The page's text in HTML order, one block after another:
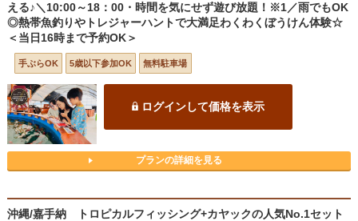
える♪＼10:00～18：00・時間を気にせず遊び放題！※1／雨でもOK
◎熱帯魚釣りやトレジャーハントで大満足わくわくぼうけん体験☆
＜当日16時まで予約OK＞
手ぶらOK 5歳以下参加OK 無料駐車場
ログインして価格を表示
プランの詳細を見る
沖縄/嘉手納 トロピカルフィッシング+カヤックの人気No.1セット